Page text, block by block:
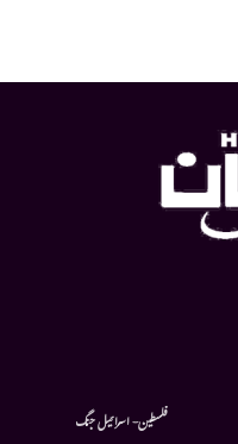
فلسطین- اسرائیل جنگ